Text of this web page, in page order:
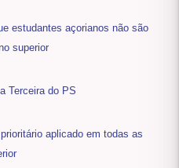
estudantes açorianos não são
superior
Terceira do PS
aplicado em todas as